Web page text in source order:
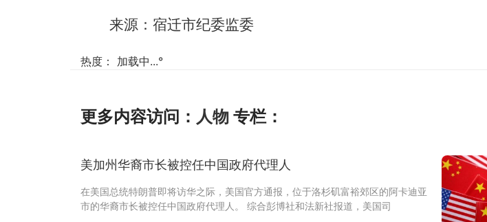
来源：宿迁市纪委监委
热度： 加载中...°
更多内容访问： 人物 专栏：
美加州华裔市长被控任中国政府代理人
在美国总统特朗普即将访华之际，美国官方通报，位于洛杉矶富裕郊区的阿卡迪亚
市的华裔市长被控任中国政府代理人。 综合彭博社和法新社报道，美国司